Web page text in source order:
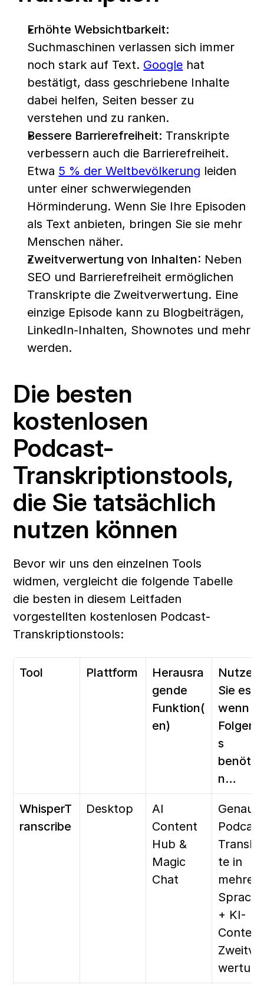
Erhöhte Websichtbarkeit:
Suchmaschinen verlassen sich immer
noch stark auf Text. Google hat
bestätigt, dass geschriebene Inhalte
dabei helfen, Seiten besser zu
verstehen und zu ranken.
Bessere Barrierefreiheit: Transkripte
verbessern auch die Barrierefreiheit.
Etwa 5 % der Weltbevölkerung leiden
unter einer schwerwiegenden
Hörminderung. Wenn Sie Ihre Episoden
als Text anbieten, bringen Sie sie mehr
Menschen näher.
Zweitverwertung von Inhalten: Neben
SEO und Barrierefreiheit ermöglichen
Transkripte die Zweitverwertung. Eine
einzige Episode kann zu Blogbeiträgen,
LinkedIn-Inhalten, Shownotes und mehr
werden.
Die besten
kostenlosen
Podcast-
Transkriptionstools,
die Sie tatsächlich
nutzen können
Bevor wir uns den einzelnen Tools
widmen, vergleicht die folgende Tabelle
die besten in diesem Leitfaden
vorgestellten kostenlosen Podcast-
Transkriptionstools:
Tool Plattform
Herausra
gende
Funktion(
en)
Nutzen
Sie es,
wenn
s
n…
WhisperT
ranscribe
Desktop
AI
Content
Hub &
Magic
Chat
Genaue
te in
+ KI-